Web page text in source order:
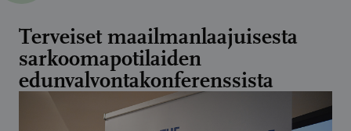
Terveiset maailmanlaajuisesta
sarkoomapotilaiden
edunvalvontakonferenssista